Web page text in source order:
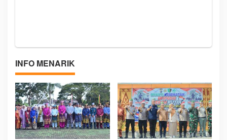
INFO MENARIK